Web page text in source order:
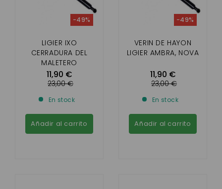
LIGIER IXO
CERRADURA DEL
MALETERO
11,90 €
-49%
23,00 €
En stock
Añadir al carrito
VERIN DE HAYON
LIGIER AMBRA, NOVA
11,90 €
-49%
23,00 €
En stock
Añadir al carrito